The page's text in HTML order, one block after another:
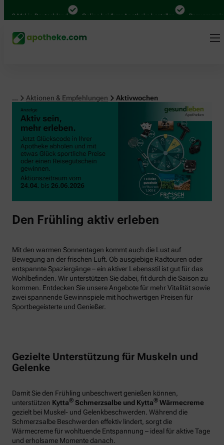
Mal in Deutschland Online bei Ihrer Apotheke bestellen Bequem
... Aktionen & Empfehlungen Aktivwochen
Den Frühling aktiv erleben
Mit den warmen Sonnentagen kommt auch die Lust auf
Bewegung an der frischen Luft. Ob ausgiebige Radtouren oder
entspannte Spaziergänge – ein aktiver Lebensstil ist gut für das
Wohlbefinden. Wir unterstützen Sie dabei, fit durch die Saison zu
kommen. Entdecken Sie unsere Angebote für mehr Vitalität sowie
zwei spannende Gewinnspiele mit hochwertigen Preisen für
Sportbegeisterte und Genießer.
Gezielte Unterstützung für Muskeln und
Gelenke
Damit Sie den Frühling unbeschwert genießen können,
unterstützen Kytta® Schmerzsalbe und Kytta® Wärmecreme
gezielt bei Muskel- und Gelenkbeschwerden. Während die
Schmerzsalbe Beschwerden effektiv lindert, sorgt die
Wärmecreme für wohltuende Entspannung – ideal für aktive Tage
und erholsame Momente danach.